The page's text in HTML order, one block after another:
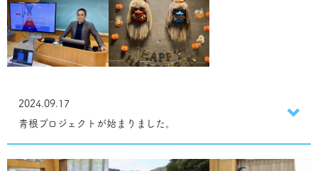
2024.09.17
青根プロジェクトが始まりました。